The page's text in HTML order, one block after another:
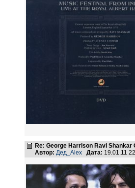
Re: George Harrison Ravi
Автор: Дед_Alex Дата: 19.01.11